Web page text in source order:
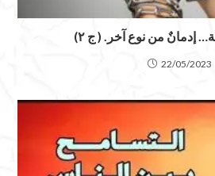
إدمانٌ من نوع آخر. ( ج ٢)
22/05/2023